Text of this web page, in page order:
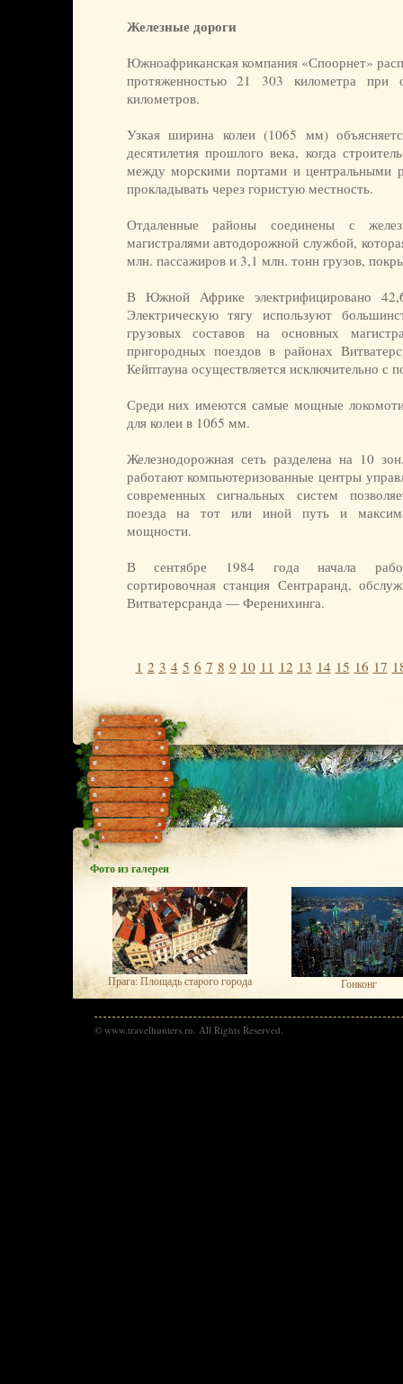
Железные дороги
Южноафриканская компания «Споорнет»
протяженностью 21 303 километра
километров.
Узкая ширина колеи (1065 мм)
десятилетия прошлого века, когда
между морскими портами и центральными
прокладывать через гористую местность.
Отдаленные районы соединены с
магистралями автодорожной службой,
млн. пассажиров и 3,1 млн. тонн грузов,
В Южной Африке электрифицировано
Электрическую тягу используют
грузовых составов на основных
пригородных поездов в районах
Кейптауна осуществляется исключительно с
Среди них имеются самые мощные
для колеи в 1065 мм.
Железнодорожная сеть разделена на 10
работают компьютеризованные центры
современных сигнальных систем
поезда на тот или иной путь и
мощности.
В сентябре 1984 года начала
сортировочная станция Сентраранд,
Витватерсранда — Ференихинга.
1 2 3 4 5 6 7 8 9 10 11 12 13 14 15 16 17
Фото из галереи
Прага: Площадь старого города Гонконг
© www.travelhunters.ru. All Rights Reserved.